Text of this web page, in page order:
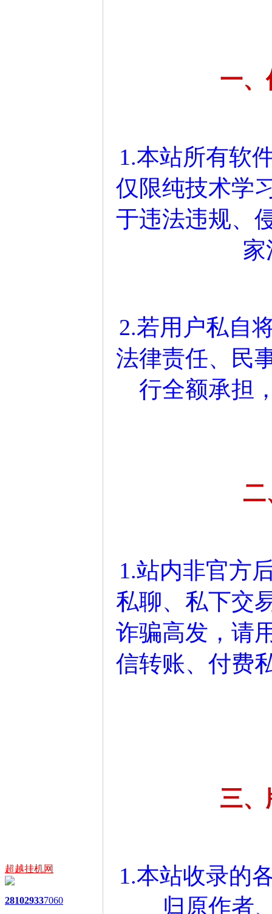
超越挂机网
281029337060
一
1.本站所有软
仅限纯技术学
于违法违规、
2.若用户私自
法律责任、民
行全额承担
二
1.站内非官方
私聊、私下交
诈骗高发，请
信转账、付费
三
1.本站收录的
归原作者